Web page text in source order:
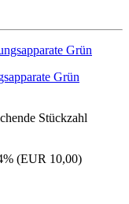
Grün
Stückzahl
(EUR 10,00)